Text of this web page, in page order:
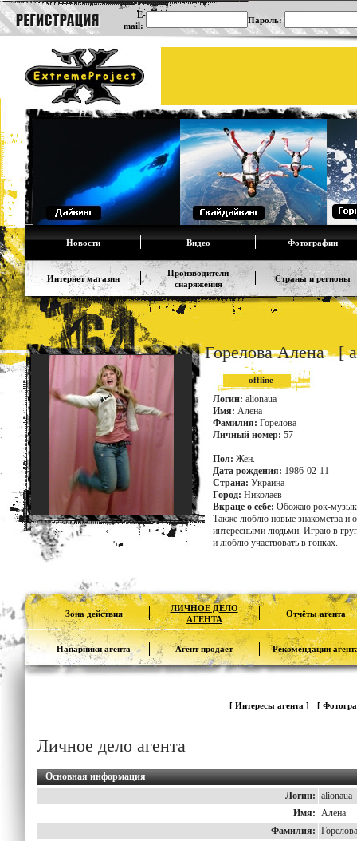
E-
mail:
Пароль:
Новости Видео Фотографии
Интернет магазин
Производители
снаряжения
Страны и регионы
Горелова Алена [
offline
Логин: alionaua
Имя: Алена
Фамилия: Горелова
Личный номер: 57
Пол: Жен.
Дата рождения: 1986-02-11
Страна: Украина
Город: Николаев
Вкраце о себе: Обожаю рок-
Также люблю новые знакомства и
интересными людьми. Играю в
и люблю участвовать в гонках.
Зона действия
ЛИЧНОЕ ДЕЛО
АГЕНТА
Отчёты агента
Напарники агента Агент продает Рекомендации
[ Интересы агента ] [
Личное дело агента
Основная информация
Логин: alionaua
Имя: Алена
Фамилия: Горелова